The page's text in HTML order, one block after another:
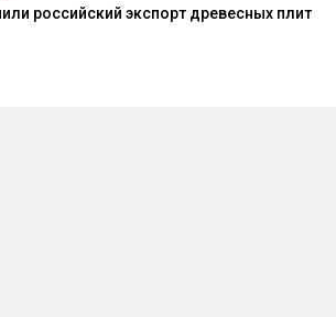
российский экспорт древесных плит